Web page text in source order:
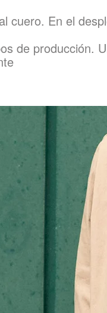
cuero. En el
de producción.